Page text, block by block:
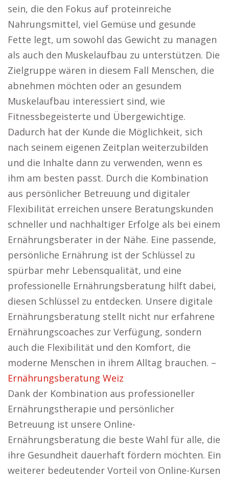
sein, die den Fokus auf proteinreiche
Nahrungsmittel, viel Gemüse und gesunde
Fette legt, um sowohl das Gewicht zu managen
als auch den Muskelaufbau zu unterstützen. Die
Zielgruppe wären in diesem Fall Menschen, die
abnehmen möchten oder an gesundem
Muskelaufbau interessiert sind, wie
Fitnessbegeisterte und Übergewichtige.
Dadurch hat der Kunde die Möglichkeit, sich
nach seinem eigenen Zeitplan weiterzubilden
und die Inhalte dann zu verwenden, wenn es
ihm am besten passt. Durch die Kombination
aus persönlicher Betreuung und digitaler
Flexibilität erreichen unsere Beratungskunden
schneller und nachhaltiger Erfolge als bei einem
Ernährungsberater in der Nähe. Eine passende,
persönliche Ernährung ist der Schlüssel zu
spürbar mehr Lebensqualität, und eine
professionelle Ernährungsberatung hilft dabei,
diesen Schlüssel zu entdecken. Unsere digitale
Ernährungsberatung stellt nicht nur erfahrene
Ernährungscoaches zur Verfügung, sondern
auch die Flexibilität und den Komfort, die
moderne Menschen in ihrem Alltag brauchen. –
Ernährungsberatung Weiz
Dank der Kombination aus professioneller
Ernährungstherapie und persönlicher
Betreuung ist unsere Online-
Ernährungsberatung die beste Wahl für alle, die
ihre Gesundheit dauerhaft fördern möchten. Ein
weiterer bedeutender Vorteil von Online-Kursen